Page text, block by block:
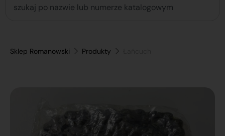
Sklep Romanowski Produkty